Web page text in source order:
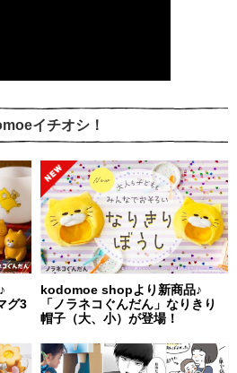
イチオシ！
グ3
kodomoe shopより新商品♪
「ノラネコぐんだん」なりきり
帽子（大、小）が登場！